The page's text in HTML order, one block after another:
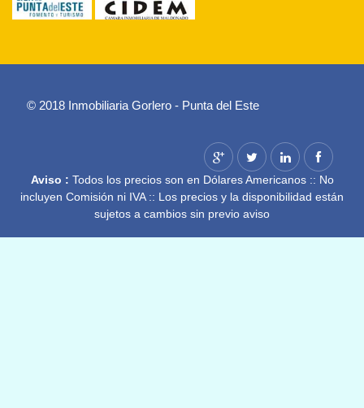
© 2018 Inmobiliaria Gorlero - Punta del Este
Aviso : Todos los precios son en Dólares Americanos :: No
incluyen Comisión ni IVA :: Los precios y la disponibilidad están
sujetos a cambios sin previo aviso